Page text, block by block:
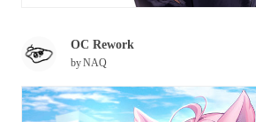
OC Rework
byNAQ